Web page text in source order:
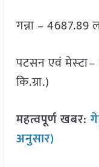
गन्ना – 4687.89
पटसन एवं मेस्‍टा–
कि.ग्रा.)
महत्वपूर्ण खबर:
अनुसार)